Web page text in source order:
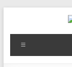
Çelik
Minare,